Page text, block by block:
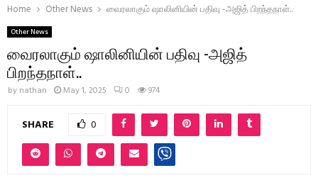
Home Other News வைரலாகும் ஷாலினியின் பதிவு -அஜித் பிறந்தநாள்..
Other News
வைரலாகும் ஷாலினியின் பதிவு -அஜித்
பிறந்தநாள்..
by nathan May 1, 2025 0 974
SHARE 0